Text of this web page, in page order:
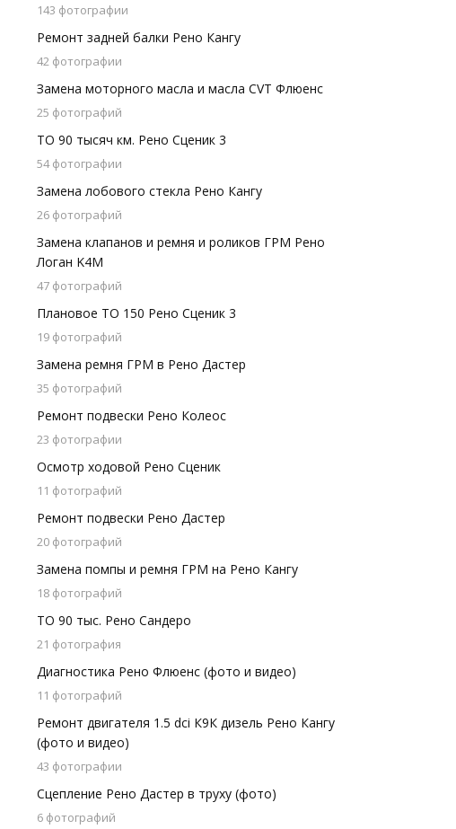
143 фотографии
Ремонт задней балки Рено Кангу
42 фотографии
Замена моторного масла и масла CVT Флюенс
25 фотографий
ТО 90 тысяч км. Рено Сценик 3
54 фотографии
Замена лобового стекла Рено Кангу
26 фотографий
Замена клапанов и ремня и роликов ГРМ Рено
Логан K4M
47 фотографий
Плановое ТО 150 Рено Сценик 3
19 фотографий
Замена ремня ГРМ в Рено Дастер
35 фотографий
Ремонт подвески Рено Колеос
23 фотографии
Осмотр ходовой Рено Сценик
11 фотографий
Ремонт подвески Рено Дастер
20 фотографий
Замена помпы и ремня ГРМ на Рено Кангу
18 фотографий
ТО 90 тыс. Рено Сандеро
21 фотография
Диагностика Рено Флюенс (фото и видео)
11 фотографий
Ремонт двигателя 1.5 dci К9К дизель Рено Кангу
(фото и видео)
43 фотографии
Сцепление Рено Дастер в труху (фото)
6 фотографий